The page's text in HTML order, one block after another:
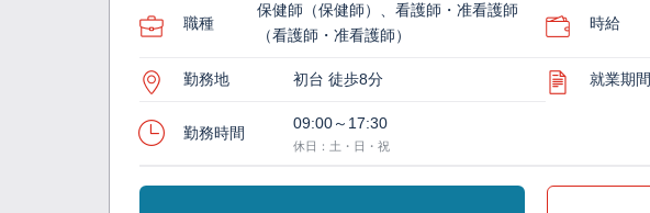
職種
保健師（保健師）、看護師・准看護師
（看護師・准看護師）
時給
勤務地 初台 徒歩8分 就業期間
勤務時間
09:00～17:30
休日：土・日・祝